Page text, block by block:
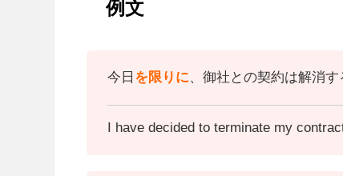
例文
今日 を限りに、御社との契約は解消す
I have decided to terminate my